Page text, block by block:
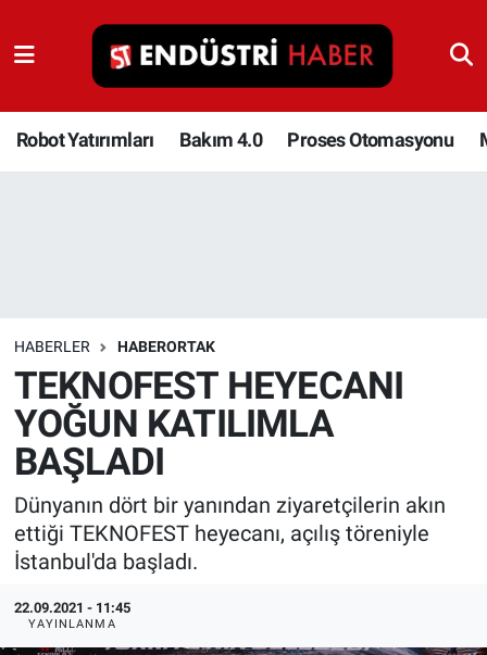
Robot Yatırımları Bakım 4.0 Proses Otomasyonu
HABERLER HABERORTAK
TEKNOFEST HEYECANI
YOĞUN KATILIMLA
BAŞLADI
Dünyanın dört bir yanından ziyaretçilerin akın
ettiği TEKNOFEST heyecanı, açılış töreniyle
İstanbul'da başladı.
22.09.2021 - 11:45
YAYINLANMA
Robot Yatırımları
Bakım 4.0
İnşaat ve Malzeme
HaberOrtak
EndüstriST
Enerjisini Üreten Fabrikalar